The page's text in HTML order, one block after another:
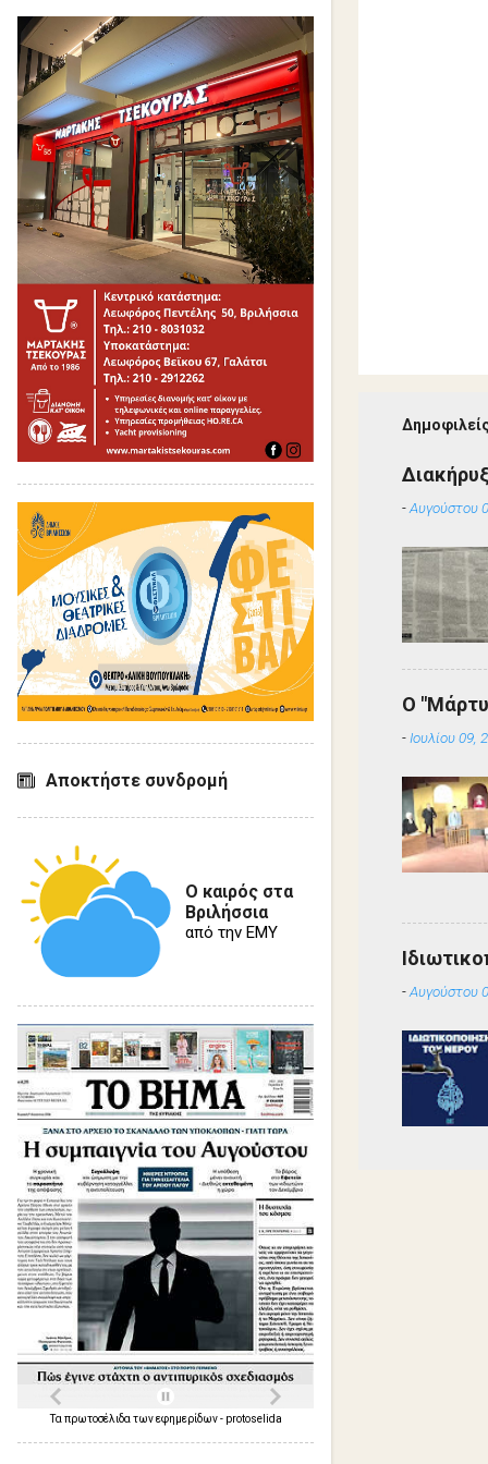
-Αυγούστου
Ο
- Ιουλίου 09,
-Αυγούστου
Αποκτήστε συνδρομή
Ο καιρός στα
Βριλήσσια
από την ΕΜΥ
Τα πρωτοσέλιδα τωνεφημερίδων- protoselida